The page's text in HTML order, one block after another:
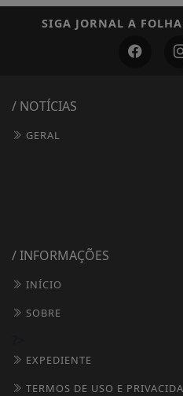
SIGA JORNAL A FOLHA
/ NOTÍCIAS
GERAL
/ INFORMAÇÕES
INÍCIO
SOBRE
EXPEDIENTE
TERMOS DE USO E